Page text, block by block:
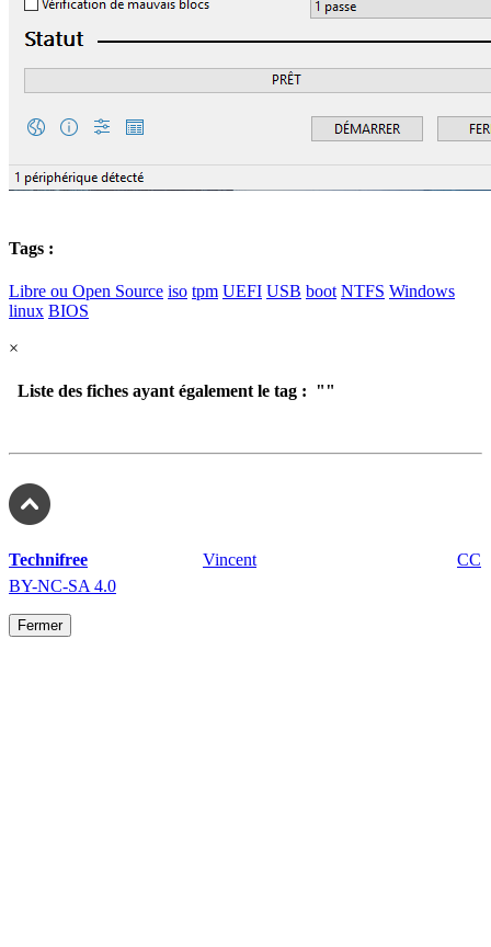
Tags :
Libre ou Open Source iso tpm UEFI USB boot NTFS Windows
linux BIOS
×
Liste des fiches ayant également le tag : ""
Technifree Vincent
CC
BY-NC-SA 4.0
Fermer